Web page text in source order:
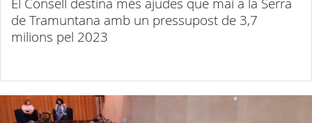
de Tramuntana amb un pressupost de 3,7
milions pel 2023